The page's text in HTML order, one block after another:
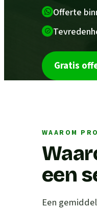
Offerte
Gratis
WAAROM
een
Een